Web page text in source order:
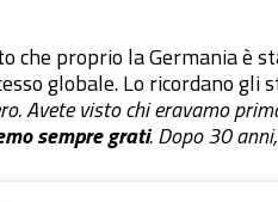
che proprio la Germania è
globale. Lo ricordano gli
Avete visto chi eravamo
sempre grati. Dopo 30